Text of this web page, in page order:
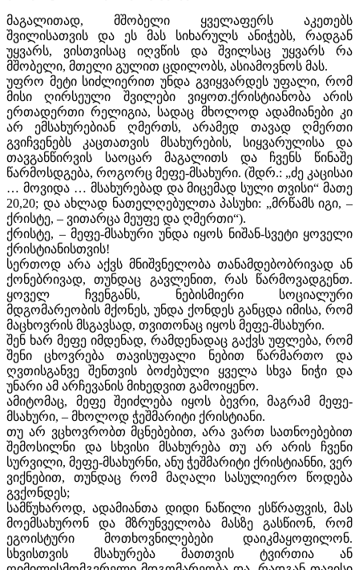
მაგალითად, მშობელი ყველაფერს აკეთებს
შვილისათვის და ეს მას სიხარულს ანიჭებს, რადგან
უყვარს, ვისთვისაც იღვწის და შვილსაც უყვარს რა
მშობელი, მთელი გულით ცდილობს, ასიამოვნოს მას.
უფრო მეტი სიძლიერით უნდა გვიყვარდეს უფალი, რომ
მისი ღირსეული შვილები ვიყოთ.ქრისტიანობა არის
ერთადერთი რელიგია, სადაც მხოლოდ ადამიანები კი
არ ემსახურებიან ღმერთს, არამედ თავად ღმერთი
გვიჩვენებს კაცთათვის მსახურების, სიყვარულისა და
თავგანწირვის საოცარ მაგალითს და ჩვენს წინაშე
წარმოსდგება, როგორც მეფე-მსახური. (შდრ.: „ძე კაცისაი
… მოვიდა … მსახურებად და მიცემად სული თვისი“ მათე
20,20; და ახლად ნათელღებულთა პასუხი: „მრწამს იგი, –
ქრისტე, – ვითარცა მეუფე და ღმერთი“).
ქრისტე, – მეფე-მსახური უნდა იყოს ნიშან-სვეტი ყოველი
ქრისტიანისთვის!
სერთოდ არა აქვს მნიშვნელობა თანამდებობრივად ან
ქონებრივად, თუნდაც გავლენით, რას წარმოვადგენთ.
ყოველ ჩვენგანს, ნებისმიერი სოციალური
მდგომარეობის მქონეს, უნდა ქონდეს განცდა იმისა, რომ
მაცხოვრის მსგავსად, თვითონაც იყოს მეფე-მსახური.
შენ ხარ მეფე იმდენად, რამდენადაც გაქვს უფლება, რომ
შენი ცხოვრება თავისუფალი ნებით წარმართო და
ღვთისგანვე შენთვის ბოძებული ყველა სხვა ნიჭი და
უნარი ამ არჩევანის მიხედვით გამოიყენო.
ამიტომაც, მეფე შეიძლება იყოს ბევრი, მაგრამ მეფე-
მსახური, – მხოლოდ ჭეშმარიტი ქრისტიანი.
თუ არ ვცხოვრობთ მცნებებით, არა ვართ სათნოებებით
შემოსილნი და სხვისი მსახურება თუ არ არის ჩვენი
სურვილი, მეფე-მსახურნი, ანუ ჭეშმარიტი ქრისტიანნი, ვერ
ვიქნებით, თუნდაც რომ მაღალი სასულიერო წოდება
გვქონდეს;
სამწუხაროდ, ადამიანთა დიდი ნაწილი ესწრაფვის, მას
მოემსახურონ და მზრუნველობა მასზე გასწიონ, რომ
ეგოისტური მოთხოვნილებები დაიკმაყოფილონ.
სხვისთვის მსახურება მათთვის ტვირთია ან